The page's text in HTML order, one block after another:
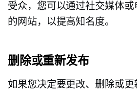
受众，您可以通过社交媒体
的网站，以提高知名度。
删除或重新发布
如果您决定要更改、删除或